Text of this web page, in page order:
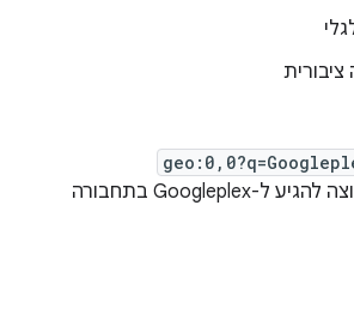
המשתמש רוצה להגיע ל-Googleplex בתחבורה